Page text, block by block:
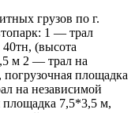
грузов по г.
1 — трал
(высота
м 2 — трал на
погрузочная площадка
на независимой
площадка 7,5*3,5 м,